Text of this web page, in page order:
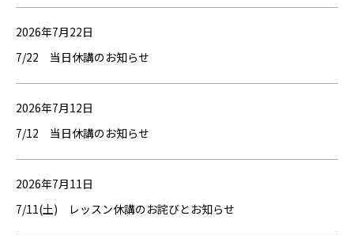
2026年7月22日
7/22 当日休講のお知らせ
2026年7月12日
7/12 当日休講のお知らせ
2026年7月11日
7/11(土) レッスン休講のお詫びとお知らせ